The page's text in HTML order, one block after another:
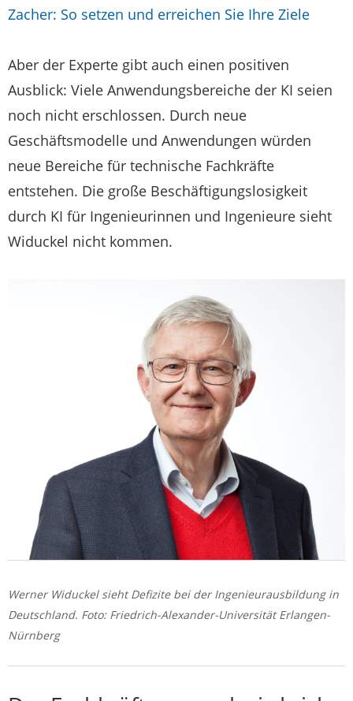
Zacher: So setzen und erreichen Sie Ihre Ziele
Aber der Experte gibt auch einen positiven
Ausblick: Viele Anwendungsbereiche der KI seien
noch nicht erschlossen. Durch neue
Geschäftsmodelle und Anwendungen würden
neue Bereiche für technische Fachkräfte
entstehen. Die große Beschäftigungslosigkeit
durch KI für Ingenieurinnen und Ingenieure sieht
Widuckel nicht kommen.
Werner Widuckel sieht Defizite bei der Ingenieurausbildung in
Deutschland. Foto: Friedrich-Alexander-Universität Erlangen-
Nürnberg